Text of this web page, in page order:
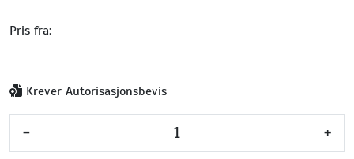
Pris fra:
Krever Autorisasjonsbevis
- +
Driftsmidler